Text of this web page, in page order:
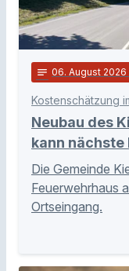
notes 06. August
Kostenschätzung
Neubau des
kann nächste
Die Gemeinde
Feuerwehrhaus
Ortseingang.